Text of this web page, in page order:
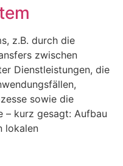
z.B. durch die
zwischen
Dienstleistungen, die
sowie die
– kurz gesagt: Aufbau
lokalen